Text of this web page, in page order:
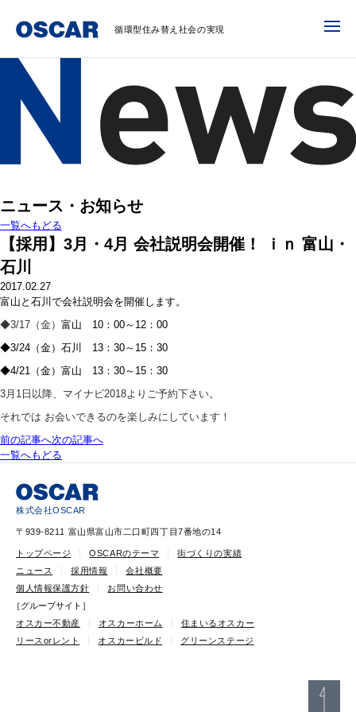
循環型住み替え社会の実現
ニュース・お知らせ
一覧へもどる
【採用】3月・4月 会社説明会開催！ ｉｎ 富山・
石川
2017.02.27
富山と石川で会社説明会を開催します。
◆3/17（金） 富山 10：00～12：00
◆3/24（金）石川 13：30～15：30
◆4/21（金）富山 13：30～15：30
3月1日以降、マイナビ2018よりご予約下さい。
それでは お会いできるのを楽しみにしています！
前の記事へ次の記事へ
一覧へもどる
株式会社OSCAR
〒939-8211 富山県富山市二口町四丁目7番地の14
トップページ OSCARのテーマ
街づくりの実績
ニュース
採用情報
会社概要
個人情報保護方針
お問い合わせ
［グループサイト］
オスカー不動産
オスカーホーム
住まいるオスカー
リースorレント
オスカービルド グリーンステージ